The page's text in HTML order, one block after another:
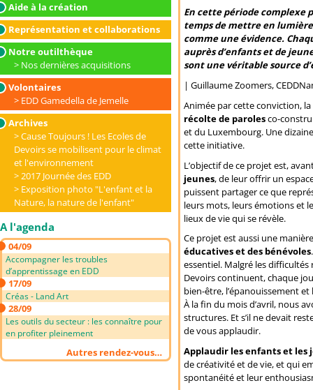
Aide à la création
Représentation et collaborations
Notre outilthèque
Nos dernières acquisitions
Volontaires
EDD Gamedella de Jemelle
Archives
Cause Toujours ! Les Ecoles de
Devoirs se mobilisent pour le climat
et l'environnement
2017 Journée des EDD
Exposition photo "L'enfant et la
Nature, la nature de l'enfant"
A l'agenda
04/09
Accompagner les troubles
d’apprentissage en EDD
17/09
Créas - Land Art
28/09
Les outils du secteur : les connaître pour
en profiter pleinement
Autres rendez-vous…
En cette période complexe
temps de mettre en
comme une évidence.
auprès d’enfants et de
sont une véritable source
| Guillaume Zoomers,
Animée par cette conviction, la
récolte de parolesco-
et du Luxembourg. Une
cette initiative.
L’objectif de ce projet est,
jeunes, de leur offrir un
puissent partager ce que
leurs mots, leurs émotions et
lieux de vie qui se révèle.
Ce projet est aussi une
éducatives et des bénévoles
essentiel. Malgré les difficultés
Devoirs continuent, chaque
bien-être, l’épanouissement
À la fin du mois d’avril, nous
structures. Et s’il ne devait
de vous applaudir.
Applaudir les enfants et les
de créativité et de vie, et qui
spontanéité et leur